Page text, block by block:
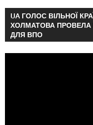
UA ГОЛОС ВІЛЬНОЇ
ХОЛМАТОВА ПРОВЕЛА
ДЛЯ ВПО